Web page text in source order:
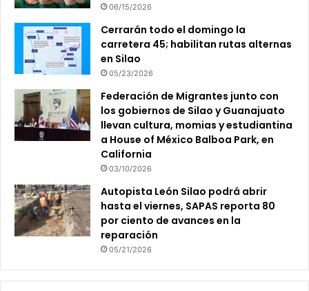
06/15/2026
Cerrarán todo el domingo la
carretera 45; habilitan rutas alternas
en Silao
05/23/2026
Federación de Migrantes junto con
los gobiernos de Silao y Guanajuato
llevan cultura, momias y estudiantina
a House of México Balboa Park, en
California
03/10/2026
Autopista León Silao podrá abrir
hasta el viernes, SAPAS reporta 80
por ciento de avances en la
reparación
05/21/2026